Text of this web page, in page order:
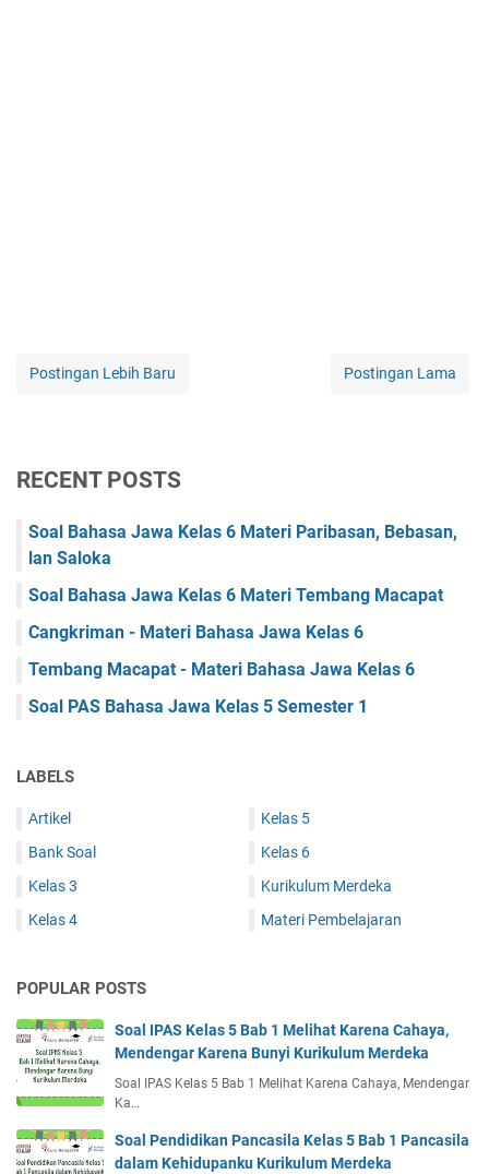
Postingan Lebih Baru Postingan Lama
RECENT POSTS
Soal Bahasa Jawa Kelas 6 Materi Paribasan, Bebasan,
lan Saloka
Soal Bahasa Jawa Kelas 6 Materi Tembang Macapat
Cangkriman - Materi Bahasa Jawa Kelas 6
Tembang Macapat - Materi Bahasa Jawa Kelas 6
Soal PAS Bahasa Jawa Kelas 5 Semester 1
LABELS
Artikel
Bank Soal
Kelas 3
Kelas 4
Kelas 5
Kelas 6
Kurikulum Merdeka
Materi Pembelajaran
POPULAR POSTS
Soal IPAS Kelas 5 Bab 1 Melihat Karena Cahaya,
Mendengar Karena Bunyi Kurikulum Merdeka
Soal IPAS Kelas 5 Bab 1 Melihat Karena Cahaya, Mendengar
Ka…
Soal Pendidikan Pancasila Kelas 5 Bab 1 Pancasila
dalam Kehidupanku Kurikulum Merdeka